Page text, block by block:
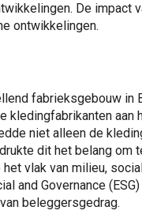
De impact
ontwikkelingen.
fabrieksgebouw in
kledingfabrikanten aan
niet alleen de
dit het belang om
vlak van milieu,
and Governance
beleggersgedrag.